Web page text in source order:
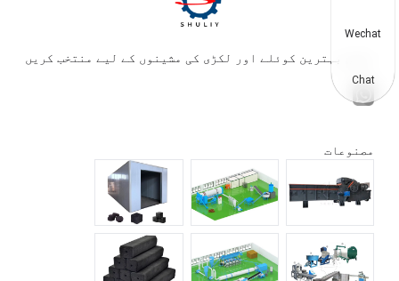
ہمیں بہترین کوئلے اور لکڑی کی مشینوں کے لیے منتخب کریں
مصنوعات
Wechat
Chat